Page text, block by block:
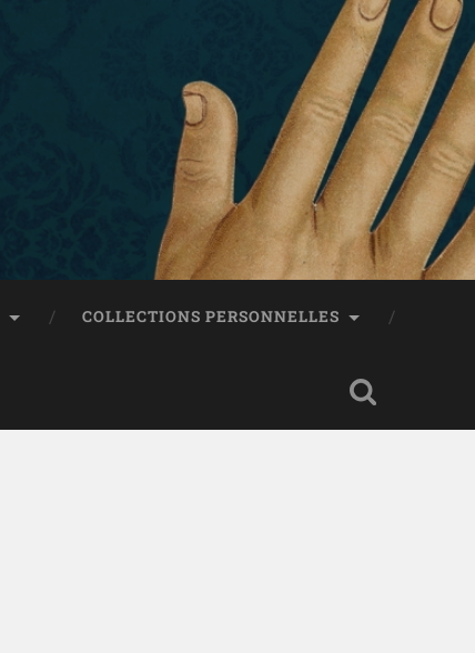
COLLECTIONS PERSONNELLES